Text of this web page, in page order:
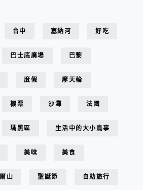
台中 塞納河 好吃
巴士底廣場 巴黎
度假 摩天輪
機票 沙灘 法國
瑪黑區 生活中的大小鳥事
美味 美食
山 聖誕節 自助旅行